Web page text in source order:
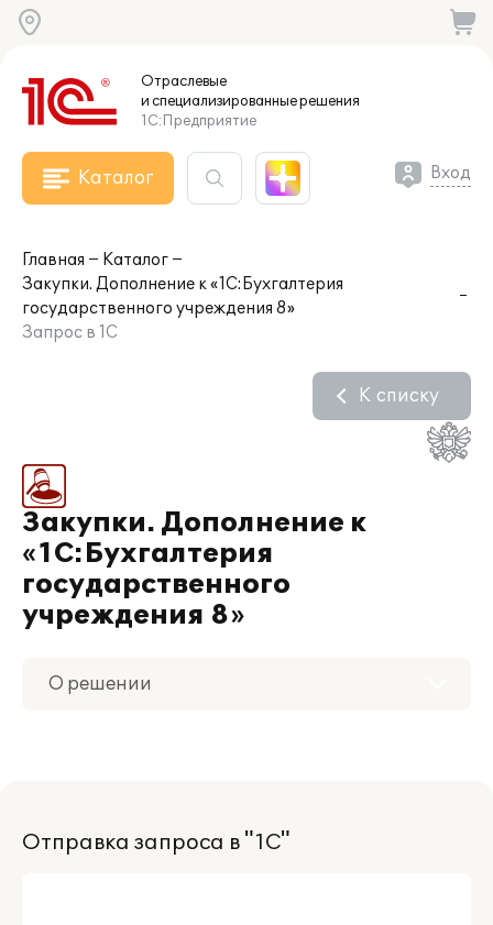
Отраслевые
и специализированныерешения
1С:Предприятие
Каталог Вход
Главная
Каталог
Закупки. Дополнение к «1С:Бухгалтерия
государственного учреждения 8»
Запрос в 1С
Закупки. Дополнение к
«1С:Бухгалтерия
государственного
учреждения 8»
К списку
О решении
Партнерам
Отправка запроса в "1С"